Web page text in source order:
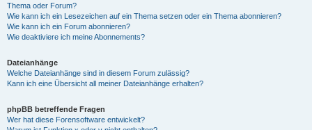
Thema oder Forum?
Wie kann ich ein Lesezeichen auf ein Thema setzen oder ein Thema abonnieren?
Wie kann ich ein Forum abonnieren?
Wie deaktiviere ich meine Abonnements?
Dateianhänge
Welche Dateianhänge sind in diesem Forum zulässig?
Kann ich eine Übersicht all meiner Dateianhänge erhalten?
phpBB betreffende Fragen
Wer hat diese Forensoftware entwickelt?